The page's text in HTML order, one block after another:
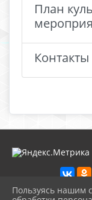
План
Контакты
Пользуясь нашим